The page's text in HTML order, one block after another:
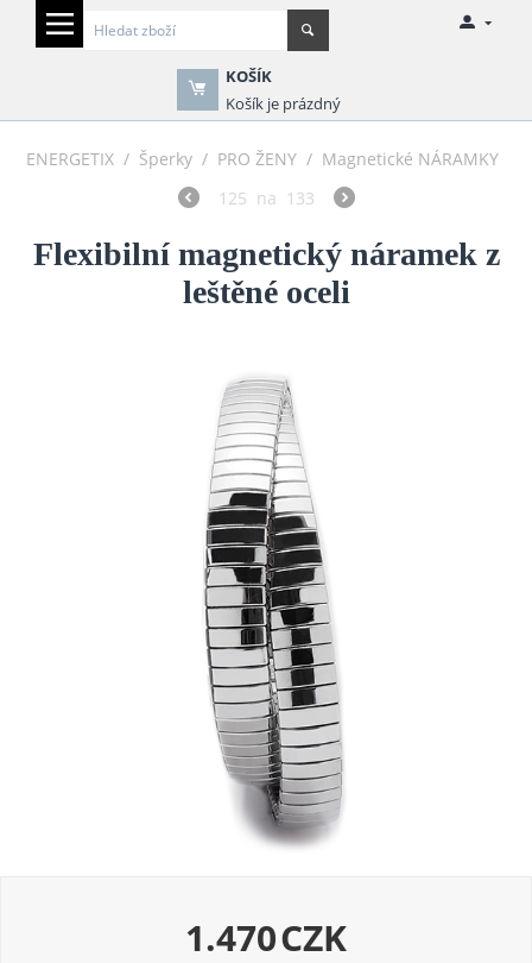
KOŠÍK
Košík je prázdný
ENERGETIX / Šperky / PRO ŽENY / Magnetické NÁRAMKY
125 na 133
Flexibilní magnetický náramek z
leštěné oceli
1.470CZK